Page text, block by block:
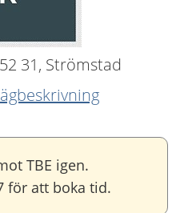
31, Strömstad
TBE igen.
för att boka tid.